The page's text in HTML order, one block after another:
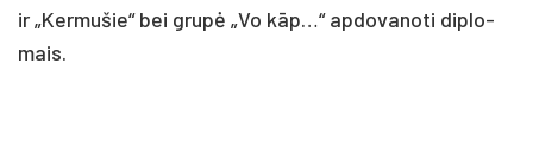
ir „Ker­mu­šie“ bei grupė „Vo kāp…“ ap­do­va­no­ti dip­lo­
mais.